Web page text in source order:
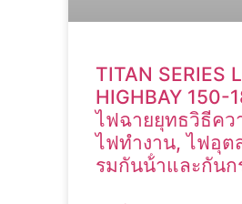
TITAN SERIES
HIGHBAY 150-
ไฟฉายยุทธวิธีคว
ไฟทํางาน, ไฟอุต
รมกันน้ําและกันก